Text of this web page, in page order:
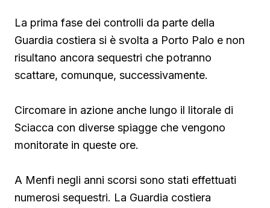
La prima fase dei controlli da parte della
Guardia costiera si è svolta a Porto Palo e non
risultano ancora sequestri che potranno
scattare, comunque, successivamente.
Circomare in azione anche lungo il litorale di
Sciacca con diverse spiagge che vengono
monitorate in queste ore.
A Menfi negli anni scorsi sono stati effettuati
numerosi sequestri. La Guardia costiera